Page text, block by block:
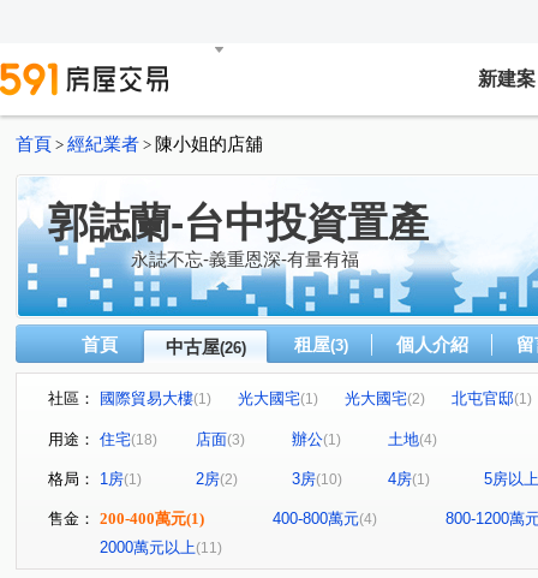
新建案
首頁 > 經紀業者 > 陳小姐的店舖
郭誌蘭-台中投資置產
永誌不忘-義重恩深-有量有福
首頁 中古屋(26) 租屋(3) 個人介紹
社區： 國際貿易大樓(1) 光大國宅(1) 光大國宅(2) 北屯官邸(1)
彰鹿路八段 一中街 日興街
中清路一段
忠勤街 東英六街 (1)
用途： 住宅(18) 店面(3) 辦公(1) 土地(4)
格局： 1房(1) 2房(2) 3房(10) 4房(1) 5房以上
售金： 200-400萬元(1) 400-800萬元(4)
800-1200萬
2000萬元以上(11)